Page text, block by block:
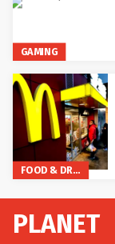
GAMING
FOOD & DRINKS
PLANET